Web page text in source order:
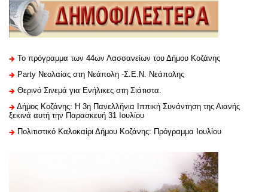
Το πρόγραμμα των 44ων Λασσανείων του Δήμου Κοζάνης
Party Νεολαίας στη Νεάπολη -Σ.Ε.Ν. Νεάπολης
Θερινό Σινεμά για Ενήλικες στη Σιάτιστα.
Δήμος Κοζάνης: Η 3η Πανελλήνια Ιππική Συνάντηση της Αιανής
ξεκινά αυτή την Παρασκευή 31 Ιουλίου
Πολιτιστικό Καλοκαίρι Δήμου Κοζάνης: Πρόγραμμα Ιουλίου